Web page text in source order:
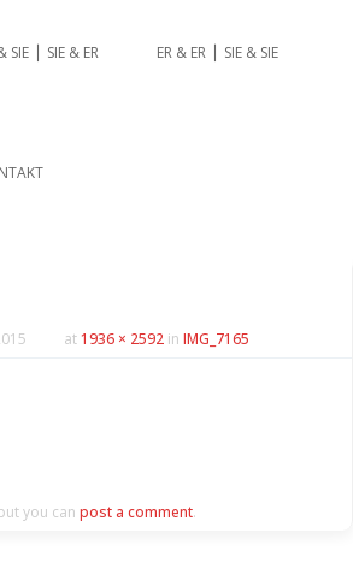
SIE ⎪ SIE & ER ER & ER ⎪ SIE & SIE
at1936 × 2592 in IMG_7165
you can post a comment.